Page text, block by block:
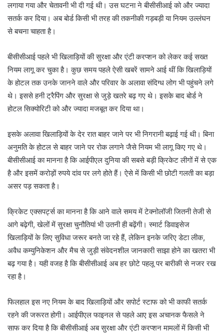
लगाया गया और चेतावनी भी दी गई थी। उस घटना ने बीसीसीआई को और ज्यादा
सतर्क कर दिया। अब बोर्ड किसी भी तरह की तकनीकी गड़बड़ी या नियम उल्लंघन
से बचना चाहता है।
बीसीसीआई पहले भी खिलाड़ियों की सुरक्षा और एंटी करप्शन को लेकर कई सख्त
नियम लागू कर चुका है। कुछ समय पहले ऐसी खबरें सामने आई थीं कि खिलाड़ियों
के होटल तक उनके जानने वाले और परिवार के अलावा संदिग्ध लोग भी पहुंचने लगे
थे। इससे हनी ट्रैपिंग और सुरक्षा से जुड़े खतरे बढ़ गए थे। इसके बाद बोर्ड ने
होटल सिक्योरिटी को और ज्यादा मजबूत कर दिया था।
इसके अलावा खिलाड़ियों के देर रात बाहर जाने पर भी निगरानी बढ़ाई गई थी। बिना
अनुमति के होटल से बाहर जाने पर रोक लगाने जैसे नियम भी लागू किए गए थे।
बीसीसीआई का मानना है कि आईपीएल दुनिया की सबसे बड़ी क्रिकेट लीगों में से एक
है और इसमें करोड़ों रुपये दांव पर लगे होते हैं। ऐसे में किसी भी छोटी गलती का बड़ा
असर पड़ सकता है।
क्रिकेट एक्सपर्ट्स का मानना है कि आने वाले समय में टेक्नोलॉजी जितनी तेजी से
आगे बढ़ेगी, खेलों में सुरक्षा चुनौतियां भी उतनी ही बढ़ेंगी। स्मार्ट डिवाइसेज
खिलाड़ियों के लिए सुविधा जरूर बनते जा रहे हैं, लेकिन इनके जरिए डेटा लीक,
अवैध कम्युनिकेशन और मैच से जुड़ी संवेदनशील जानकारी साझा होने का खतरा भी
बढ़ गया है। यही वजह है कि बीसीसीआई अब हर छोटे पहलू पर बारीकी से नजर रख
रहा है।
फिलहाल इस नए नियम के बाद खिलाड़ियों और सपोर्ट स्टाफ को भी काफी सतर्क
रहने की जरूरत होगी। आईपीएल फाइनल से पहले आए इस अचानक फैसले ने
साफ कर दिया है कि बीसीसीआई अब सुरक्षा और एंटी करप्शन मामलों में किसी भी